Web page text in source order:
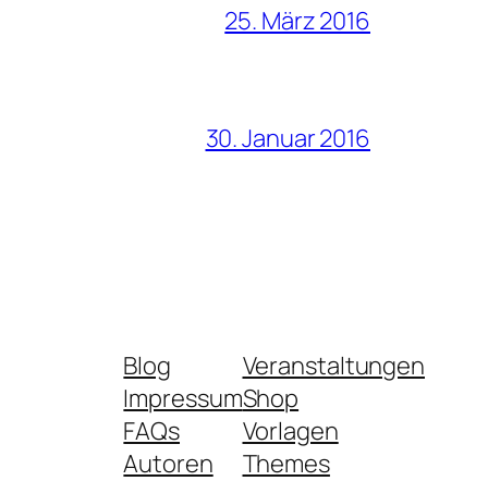
25. März 2016
30. Januar 2016
Blog
Impressum
FAQs
Autoren
Veranstaltungen
Shop
Vorlagen
Themes